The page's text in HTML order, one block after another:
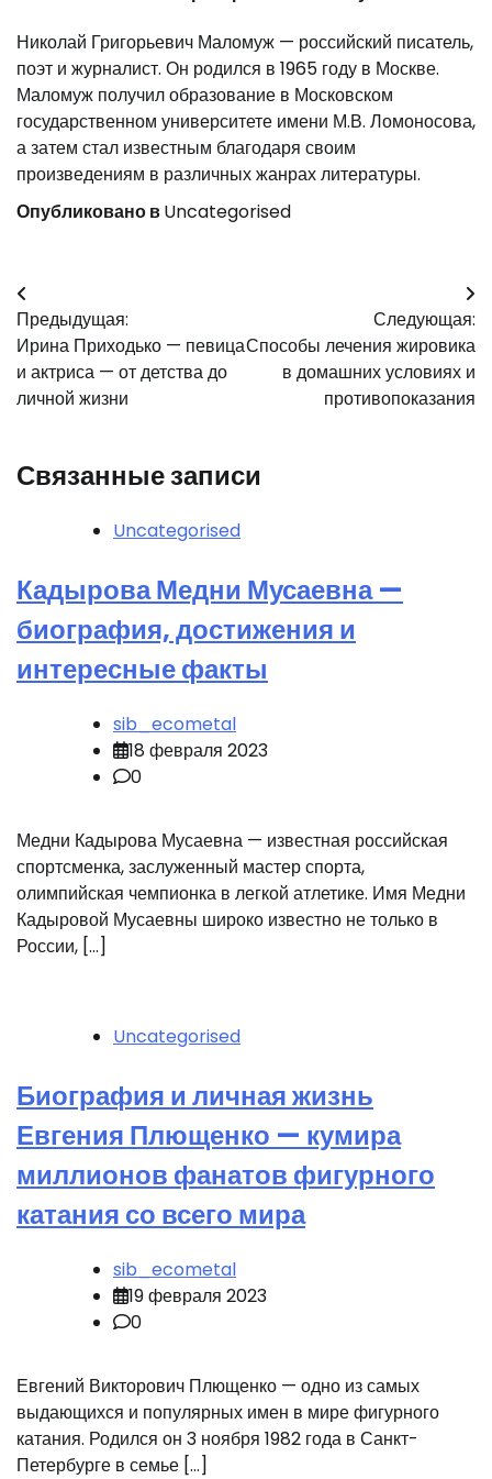
Николай Григорьевич Маломуж — российский писатель,
поэт и журналист. Он родился в 1965 году в Москве.
Маломуж получил образование в Московском
государственном университете имени М.В. Ломоносова,
а затем стал известным благодаря своим
произведениям в различных жанрах литературы.
Опубликовано вUncategorised
Навигация
по
записям
Предыдущая:
Ирина Приходько — певица
и актриса — от детства до
личной жизни
Следующая:
Способы лечения жировика
в домашних условиях и
противопоказания
Связанные записи
Uncategorised
Кадырова Медни Мусаевна —
биография, достижения и
интересные факты
sib_ecometal
18 февраля 2023
0
Медни Кадырова Мусаевна — известная российская
спортсменка, заслуженный мастер спорта,
олимпийская чемпионка в легкой атлетике. Имя Медни
Кадыровой Мусаевны широко известно не только в
России, […]
Uncategorised
Биография и личная жизнь
Евгения Плющенко — кумира
миллионов фанатов фигурного
катания со всего мира
sib_ecometal
19 февраля 2023
0
Евгений Викторович Плющенко — одно из самых
выдающихся и популярных имен в мире фигурного
катания. Родился он 3 ноября 1982 года в Санкт-
Петербурге в семье […]